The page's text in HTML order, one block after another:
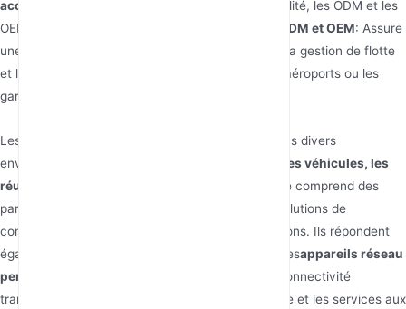
accueille les
services personnalisés de haute qualité, les ODM et les
OEM
services personnalisés de haute qualité, ODM et OEM: Assure
une connectivité transparente pour la logistique, la gestion de flotte
et les services aux passagers dans les ports, les aéroports ou les
gares.
Les produits QISHUN sont largement adoptés dans divers
environnements tels que
l'extérieur, le domicile, les véhicules, les
réunions d'affaires et les voyages
. Leur clientèle comprend des
particuliers et des entreprises recherchant des solutions de
connectivité polyvalentes pour diverses applications. Ils répondent
également aux besoins des clients recherchant desappareils réseau
personnalisés et de marque OEM
: Assure une connectivité
transparente pour la logistique, la gestion de flotte et les services aux